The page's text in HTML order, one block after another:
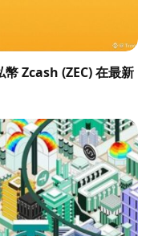
Zcash (ZEC) 在最新